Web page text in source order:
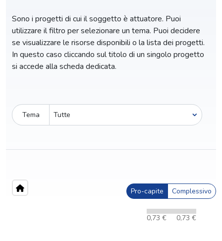
Sono i progetti di cui il soggetto è attuatore. Puoi
utilizzare il filtro per selezionare un tema. Puoi decidere
se visualizzare le risorse disponibili o la lista dei progetti.
In questo caso cliccando sul titolo di un singolo progetto
si accede alla scheda dedicata.
Tema
Pro-capite Complessivo
0,73 € 0,73 €